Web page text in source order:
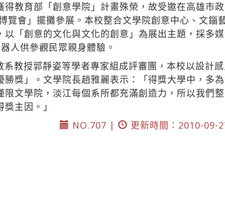
得教育部「創意學院」計畫殊榮，故受邀在高雄市
覽會」擺攤參展。本校整合文學院創意中心、文錙
「創意的文化與文化的創意」為展出主題，採多
人供參觀民眾親身體驗。
教授郭靜姿等學者專家組成評審團，本校以設計
獎」。文學院長趙雅麗表示：「得獎大學中，多
文學院，淡江每個系所都充滿創造力，所以我們
主因。」
NO.707 |
更新時間：2010-09-